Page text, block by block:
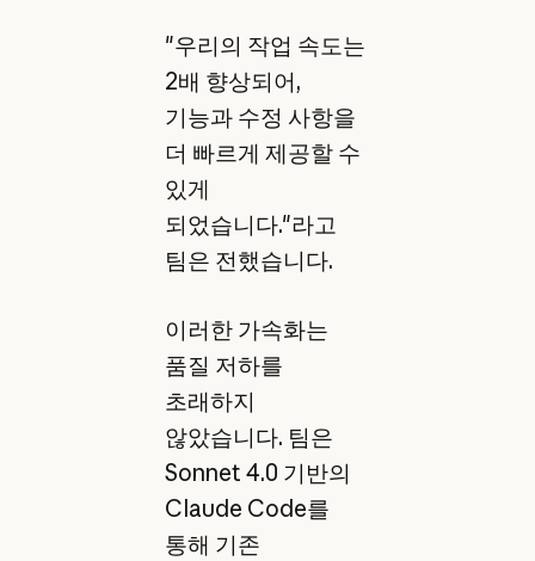
"우리의 작업 속도는
2배 향상되어,
기능과 수정 사항을
더 빠르게 제공할 수
있게
되었습니다."라고
팀은 전했습니다.
이러한 가속화는
품질 저하를
초래하지
않았습니다. 팀은
Sonnet 4.0 기반의
Claude Code를
통해 기존